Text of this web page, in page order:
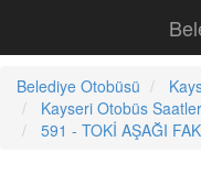
Belediye Otobüsü
Kayseri Otobüs
591 - TOKİ AŞAĞI